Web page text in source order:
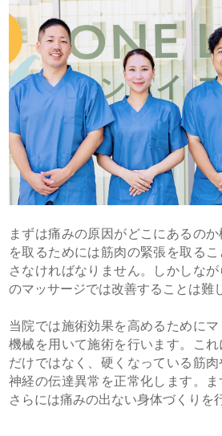
まずは痛みの原因がどこにあるの
を取るためには筋肉の緊張を取る
さなければなりません。しかしな
のマッサージでは改善することは難
当院では施術効果を高めるために
機械を用いて施術を行います。こ
だけではなく、硬くなっている筋肉
神経の伝達異常を正常化します。ま
さらには痛みの出ない身体づくりを